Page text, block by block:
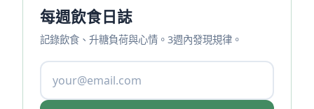
每週飲食日誌
記錄飲食、升糖負荷與心情。3週內發現規律。